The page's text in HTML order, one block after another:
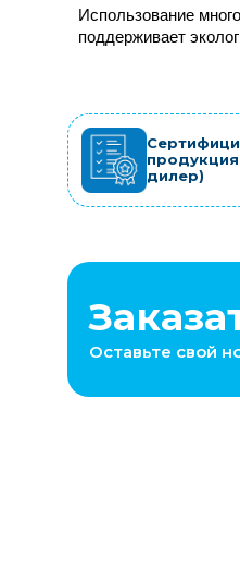
Использование
поддерживает
дилер)
Оставьте свой